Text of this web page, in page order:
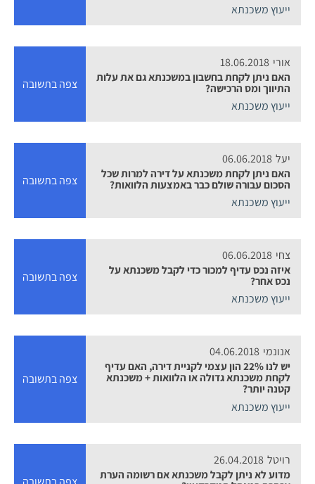
ייעוץ משכנתא
אורי 18.06.2018
האם ניתן לקחת בחשבון במשכנתא גם את עלות
התיווך ומס הרכישה?
ייעוץ משכנתא
צפה בתשובה
יעל 06.06.2018
האם ניתן לקחת משכנתא על דירה למרות שכל
הסכום עבורה שולם כבר באמצעות הלוואות?
ייעוץ משכנתא
צפה בתשובה
צחי 06.06.2018
איזה נכס עדיף למכור כדי לקבל משכנתא על
נכס אחר?
ייעוץ משכנתא
צפה בתשובה
אנונמי 04.06.2018
יש לנו 22% הון עצמי לקניית דירה, האם עדיף
לקחת משכנתא גדולה או הלוואות + משכנתא
קטנה יותר?
ייעוץ משכנתא
צפה בתשובה
רויטל 26.04.2018
מדוע לא ניתן לקבל משכנתא אם רשומה הערת